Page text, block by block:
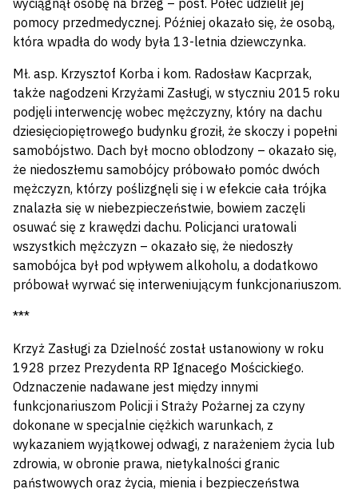
wyciągnął osobę na brzeg – post. Połeć udzielił jej
pomocy przedmedycznej. Później okazało się, że osobą,
która wpadła do wody była 13-letnia dziewczynka.
Mł. asp. Krzysztof Korba i kom. Radosław Kacprzak,
także nagodzeni Krzyżami Zasługi, w styczniu 2015 roku
podjęli interwencję wobec mężczyzny, który na dachu
dziesięciopiętrowego budynku groził, że skoczy i popełni
samobójstwo. Dach był mocno oblodzony – okazało się,
że niedoszłemu samobójcy próbowało pomóc dwóch
mężczyzn, którzy poślizgnęli się i w efekcie cała trójka
znalazła się w niebezpieczeństwie, bowiem zaczęli
osuwać się z krawędzi dachu. Policjanci uratowali
wszystkich mężczyzn – okazało się, że niedoszły
samobójca był pod wpływem alkoholu, a dodatkowo
próbował wyrwać się interweniującym funkcjonariuszom.
***
Krzyż Zasługi za Dzielność został ustanowiony w roku
1928 przez Prezydenta RP Ignacego Mościckiego.
Odznaczenie nadawane jest między innymi
funkcjonariuszom Policji i Straży Pożarnej za czyny
dokonane w specjalnie ciężkich warunkach, z
wykazaniem wyjątkowej odwagi, z narażeniem życia lub
zdrowia, w obronie prawa, nietykalności granic
państwowych oraz życia, mienia i bezpieczeństwa